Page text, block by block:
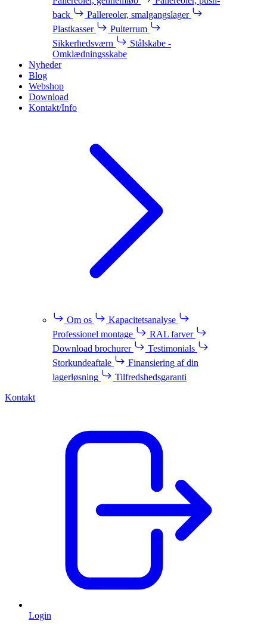
back
Pallereoler, smalgangslager
Plastkasser
Pulterrum
Sikkerhedsværn
Stålskabe -
Omklædningsskabe
Nyheder
Blog
Webshop
Download
Kontakt/Info
Om os
Kapacitetsanalyse
Professionel montage
RAL farver
Download brochurer
Testimonials
Storkundeaftale
Finansiering af din
lagerløsning
Tilfredshedsgaranti
Kontakt
Login